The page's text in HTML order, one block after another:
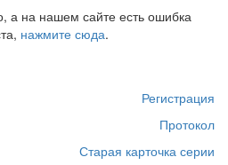
а на нашем сайте есть ошибка
нажмите сюда.
Регистрация
Протокол
Старая карточка серии